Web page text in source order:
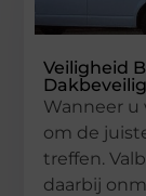
Veiligheid
Wanneer u
om de
treffen.
daarbij